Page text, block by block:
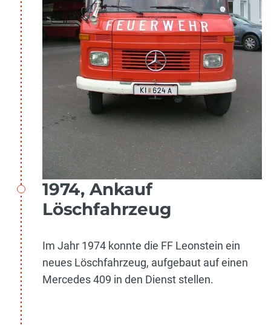
1974, Ankauf
Löschfahrzeug
Im Jahr 1974 konnte die FF Leonstein ein
neues Löschfahrzeug, aufgebaut auf einen
Mercedes 409 in den Dienst stellen.